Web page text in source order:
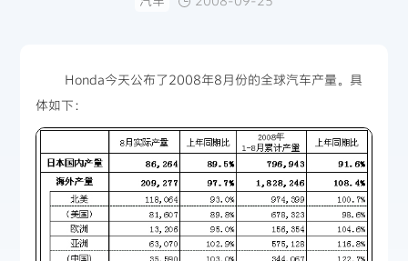
赛事运动
新闻资讯
Honda今天公布了2008年8月份的全球汽车产量。具
体如下：